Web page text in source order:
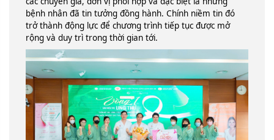
bệnh nhân đã tin tưởng đồng hành. Chính niềm tin đó
trở thành động lực để chương trình tiếp tục được mở
rộng và duy trì trong thời gian tới.